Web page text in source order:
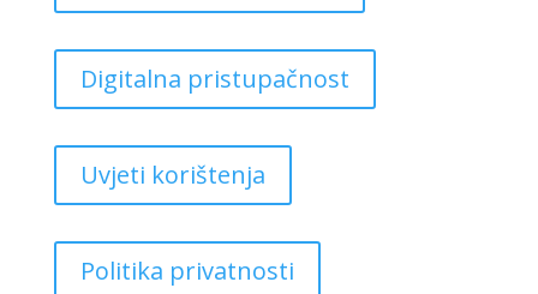
Digitalna pristupačnost
Uvjeti korištenja
Politika privatnosti